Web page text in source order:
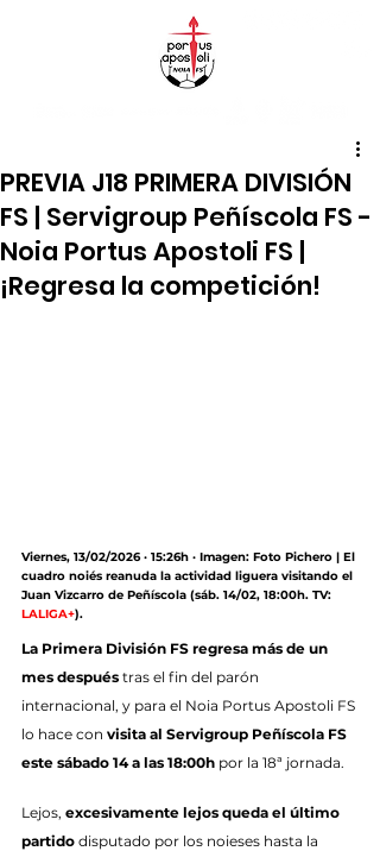
PREVIA J18 PRIMERA DIVISIÓN
FS | Servigroup Peñíscola FS -
Noia Portus Apostoli FS |
¡Regresa la competición!
Viernes, 13/02/2026 · 15:26h · Imagen: Foto Pichero | El
cuadro noiés reanuda la actividad liguera visitando el
Juan Vizcarro de Peñíscola (sáb. 14/02, 18:00h. TV:
LALIGA+).
La Primera División FS regresa más de un
mes después tras el fin del parón
internacional, y para el Noia Portus Apostoli FS
lo hace con visita al Servigroup Peñíscola FS
este sábado 14 a las 18:00h por la 18ª jornada.
Lejos, excesivamente lejos queda el último
partido disputado por los noieses hasta la